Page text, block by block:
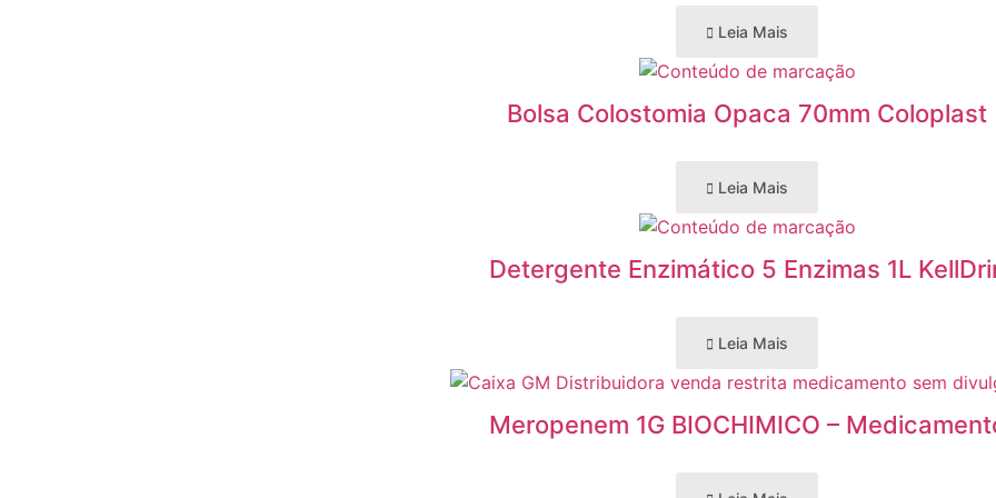
Leia Mais
Bolsa Colostomia Opaca 70mm Coloplast
Leia Mais
Detergente Enzimático 5 Enzimas 1L
Leia Mais
Meropenem 1G BIOCHIMICO –